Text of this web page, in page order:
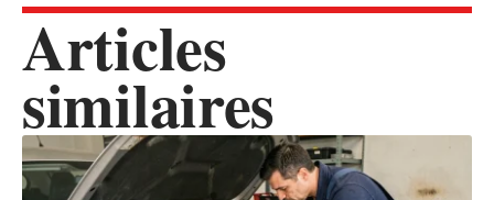
Articles
similaires